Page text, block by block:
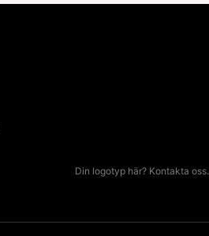
Din logotyp här? Kontakta oss.